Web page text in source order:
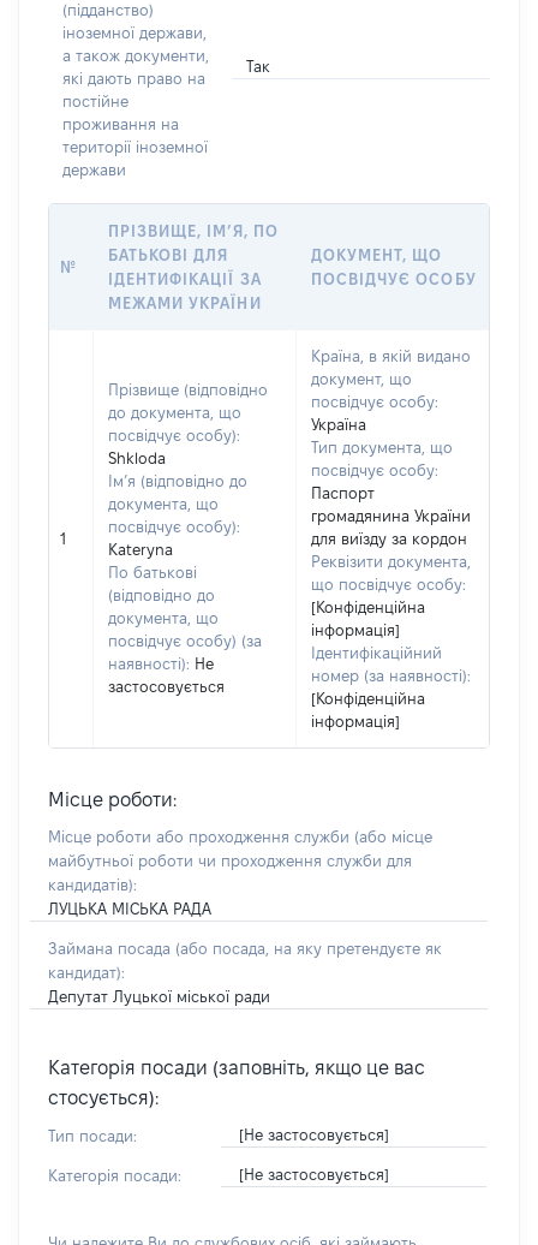
(підданство)
іноземної держави,
а також документи,
які дають право на
постійне
проживання на
території іноземної
держави
Так
№
ПРІЗВИЩЕ, ІМ’Я, ПО
БАТЬКОВІ ДЛЯ
ІДЕНТИФІКАЦІЇ ЗА
МЕЖАМИ УКРАЇНИ
ДОКУМЕНТ, ЩО
ПОСВІДЧУЄ ОСОБУ
1
Прізвище (відповідно
до документа, що
посвідчує особу):
Shkloda
Ім’я (відповідно до
документа, що
посвідчує особу):
Kateryna
По батькові
(відповідно до
документа, що
посвідчує особу) (за
наявності): Не
застосовується
Країна, в якій видано
документ, що
посвідчує особу:
Україна
Тип документа, що
посвідчує особу:
Паспорт
громадянина України
для виїзду за кордон
Реквізити документа,
що посвідчує особу:
[Конфіденційна
інформація]
Ідентифікаційний
номер (за наявності):
[Конфіденційна
інформація]
Місце роботи:
Місце роботи або проходження служби (або місце
майбутньої роботи чи проходження служби для
кандидатів):
ЛУЦЬКА МІСЬКА РАДА
Займана посада (або посада, на яку претендуєте як
кандидат):
Депутат Луцької міської ради
Категорія посади (заповніть, якщо це вас
стосується):
Тип посади: [Не застосовується]
Категорія посади: [Не застосовується]